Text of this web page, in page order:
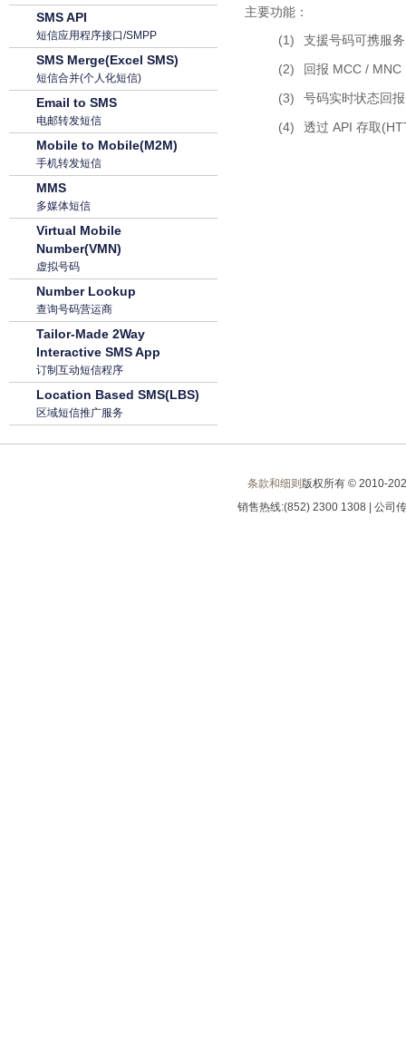
SMS API
短信应用程序接口/SMPP
SMS Merge(Excel SMS)
短信合并(个人化短信)
Email to SMS
电邮转发短信
Mobile to Mobile(M2M)
手机转发短信
MMS
多媒体短信
Virtual Mobile
Number(VMN)
虚拟号码
Number Lookup
查询号码营运商
Tailor-Made 2Way
Interactive SMS App
订制互动短信程序
Location Based SMS(LBS)
区域短信推广服务
主要功能：
(1)
支援号码可携服
(2)
回报 MCC /
(3)
号码实时状态回
(4)
透过 API 存取
条款和细则 版权所有 © 2010-
销售热线:(852) 2300 1308 | 公司